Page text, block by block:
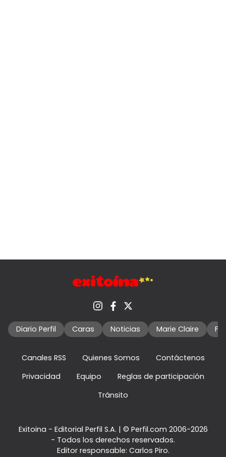
Diario Perfil Caras Noticias Marie Claire
Canales RSS Quienes Somos
Contáctenos
Privacidad
Equipo
Reglas de participación
Tránsito
Exitoina - Editorial Perfil S.A. | © Perfil.com 2006-2026
- Todos los derechos reservados.
Editor responsable: Carlos Piro.